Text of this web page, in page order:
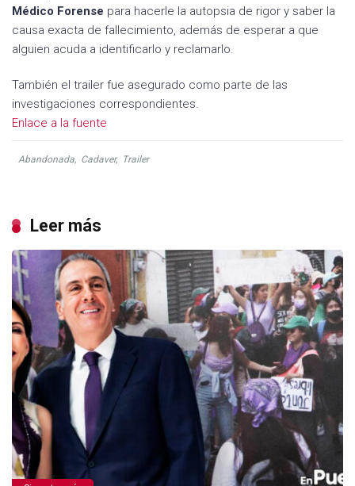
Médico Forense para hacerle la autopsia de rigor y saber la
causa exacta de fallecimiento, además de esperar a que
alguien acuda a identificarlo y reclamarlo.
También el trailer fue asegurado como parte de las
investigaciones correspondientes.
Enlace a la fuente
Abandonada, Cadaver, Trailer
Leer más